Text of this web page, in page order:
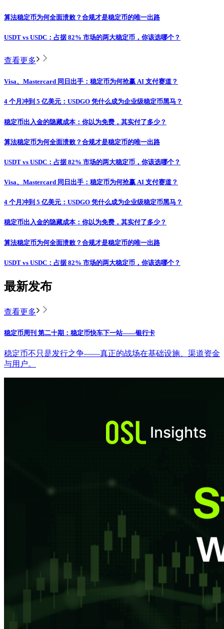
算法稳定币为何全面溃败？合规才是稳定币的唯一出路
USDT vs USDC：占据 82% 市场的两大稳定币，你该选哪个？
查看更多
Visa、Mastercard 同日出手：稳定币为何抢赢 AI 支付赛道？
4 个月冲到 5 亿美元：USDGO 凭什么成为企业级稳定币黑马？
稳定币出入金的隐藏成本：你以为免费，其实付了多少？
算法稳定币为何全面溃败？合规才是稳定币的唯一出路
USDT vs USDC：占据 82% 市场的两大稳定币，你该选哪个？
Visa、Mastercard 同日出手：稳定币为何抢赢 AI 支付赛道？
4 个月冲到 5 亿美元：USDGO 凭什么成为企业级稳定币黑马？
稳定币出入金的隐藏成本：你以为免费，其实付了多少？
算法稳定币为何全面溃败？合规才是稳定币的唯一出路
USDT vs USDC：占据 82% 市场的两大稳定币，你该选哪个？
最新发布
查看更多
稳定币周刊 第二十期：稳定币快车下一站——银行卡
稳定币不只是发行之争——真正的战场在基础设施、渠道资金
与用户。